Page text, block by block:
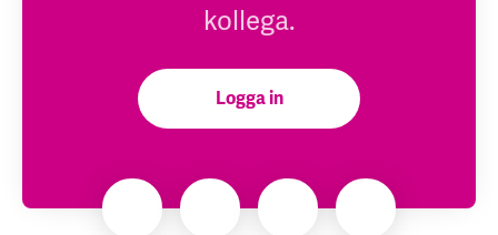
kollega.
Logga in